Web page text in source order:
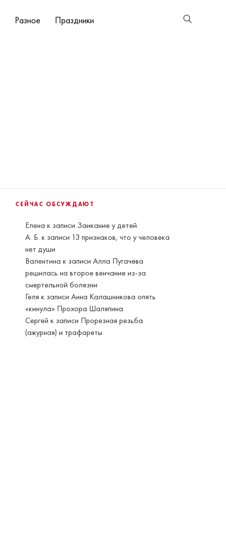
Разное Праздники
СЕЙЧАС ОБСУЖДАЮТ
Елена к записи Заикание у детей
А. Б. к записи 13 признаков, что у человека
нет души
Валентина к записиАлла Пугачёва
решилась на второе венчание из-за
смертельной болезни
Геля к записиАнна Калашникова опять
«кинула» Прохора Шаляпина
Сергей к записи Прорезная резьба
(ажурная) и трафареты